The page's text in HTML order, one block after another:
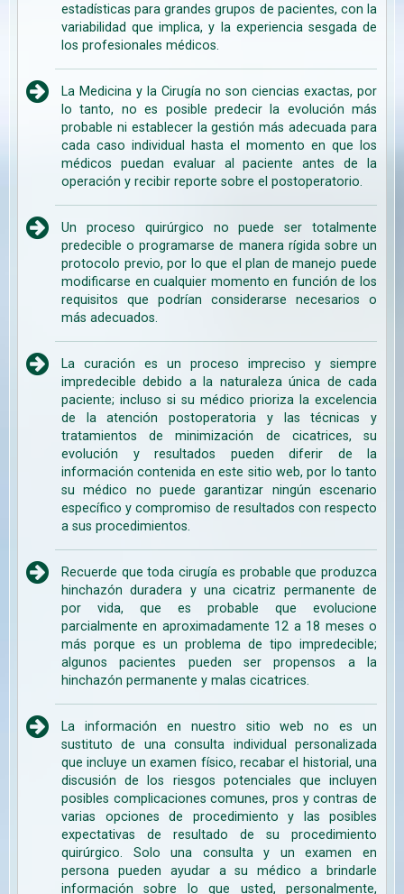
estadísticas para grandes grupos de pacientes, con la
variabilidad que implica, y la experiencia sesgada de
los profesionales médicos.
La Medicina y la Cirugía no son ciencias exactas, por
lo tanto, no es posible predecir la evolución más
probable ni establecer la gestión más adecuada para
cada caso individual hasta el momento en que los
médicos puedan evaluar al paciente antes de la
operación y recibir reporte sobre el postoperatorio.
Un proceso quirúrgico no puede ser totalmente
predecible o programarse de manera rígida sobre un
protocolo previo, por lo que el plan de manejo puede
modificarse en cualquier momento en función de los
requisitos que podrían considerarse necesarios o
más adecuados.
La curación es un proceso impreciso y siempre
impredecible debido a la naturaleza única de cada
paciente; incluso si su médico prioriza la excelencia
de la atención postoperatoria y las técnicas y
tratamientos de minimización de cicatrices, su
evolución y resultados pueden diferir de la
información contenida en este sitio web, por lo tanto
su médico no puede garantizar ningún escenario
específico y compromiso de resultados con respecto
a sus procedimientos.
Recuerde que toda cirugía es probable que produzca
hinchazón duradera y una cicatriz permanente de
por vida, que es probable que evolucione
parcialmente en aproximadamente 12 a 18 meses o
más porque es un problema de tipo impredecible;
algunos pacientes pueden ser propensos a la
hinchazón permanente y malas cicatrices.
La información en nuestro sitio web no es un
sustituto de una consulta individual personalizada
que incluye un examen físico, recabar el historial, una
discusión de los riesgos potenciales que incluyen
posibles complicaciones comunes, pros y contras de
varias opciones de procedimiento y las posibles
expectativas de resultado de su procedimiento
quirúrgico. Solo una consulta y un examen en
persona pueden ayudar a su médico a brindarle
información sobre lo que usted, personalmente,